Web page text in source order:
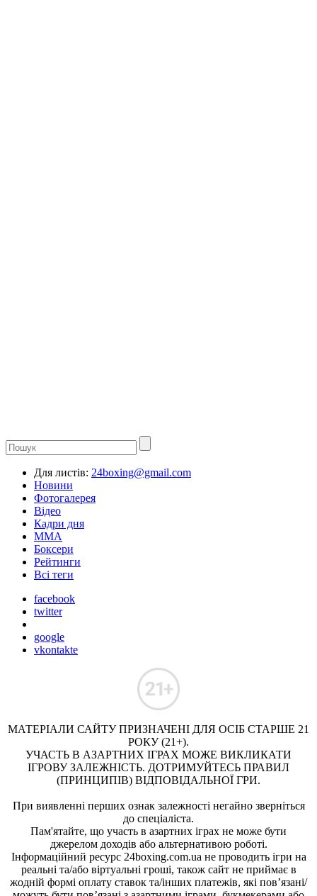
Для листів: 24boxing@gmail.com
Новини
Фотогалерея
Відео
Кадри дня
ММА
Боксери
Рейтинги
Всі теги
facebook
twitter
google
vkontakte
МАТЕРІАЛИ САЙТУ ПРИЗНАЧЕНІ ДЛЯ ОСІБ СТАРШЕ 21
РОКУ (21+).
УЧАСТЬ В АЗАРТНИХ ІГРАХ МОЖЕ ВИКЛИКАТИ
ІГРОВУ ЗАЛЕЖНІСТЬ. ДОТРИМУЙТЕСЬ ПРАВИЛ
(ПРИНЦИПІВ) ВІДПОВІДАЛЬНОЇ ГРИ.
При виявленні перших ознак залежності негайно зверніться
до спеціаліста.
Пам'ятайте, що участь в азартних іграх не може бути
джерелом доходів або альтернативою роботі.
Інформаційний ресурс 24boxing.com.ua не проводить ігри на
реальні та/або віртуальні гроші, також сайт не приймає в
жодній формі оплату ставок та/інших платежів, які пов’язані/